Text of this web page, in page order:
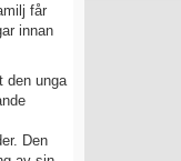
får
innan
den unga
Den